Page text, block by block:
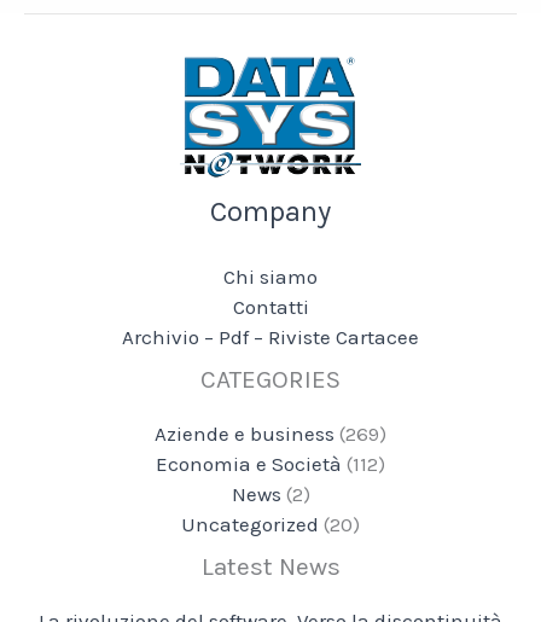
Company
Chi siamo
Contatti
Archivio – Pdf – Riviste Cartacee
CATEGORIES
Aziende e business (269)
Economia e Società (112)
News (2)
Uncategorized (20)
Latest News